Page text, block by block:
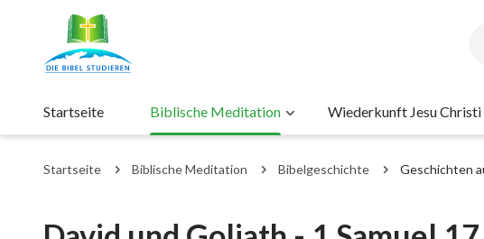
Startseite Biblische Meditation Wiederkunft Jesu Christi
Startseite Biblische Meditation Bibelgeschichte Geschichten